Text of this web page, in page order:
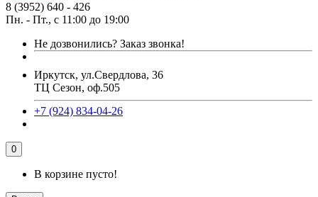
8 (3952) 640 - 426
Пн. - Пт., с 11:00 до 19:00
Не дозвонились? Заказ звонка!
Иркутск, ул.Свердлова, 36
ТЦ Сезон, оф.505
+7 (924) 834-04-26
0
В корзине пусто!